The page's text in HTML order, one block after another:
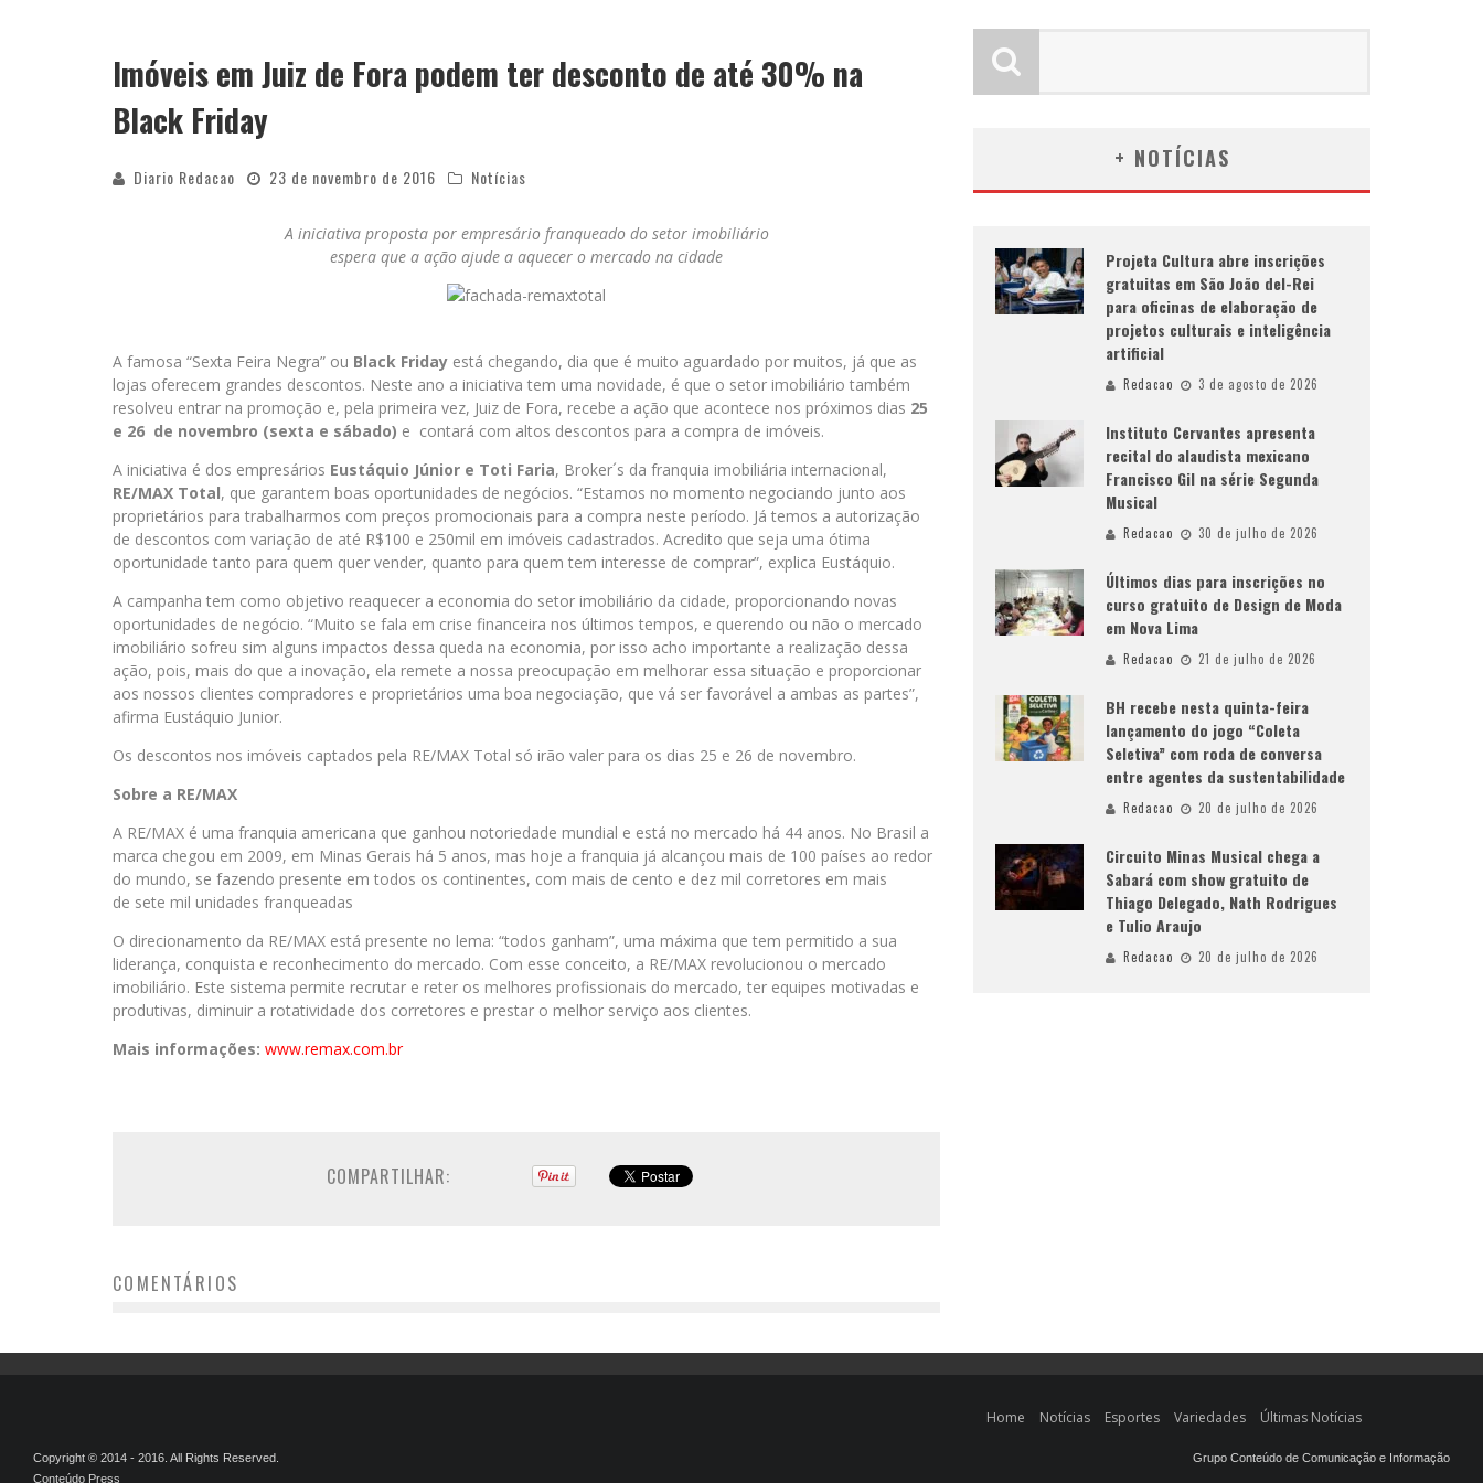
P
ROJETA CULTURA ABRE INSCRIÇÕES GRATUITAS EM SÃO JOÃO DEL-REI PARA OFICINAS DE ELABORAÇÃO DE PROJETOS CULTURAIS E INTELIGÊNCIA ARTIFICIAL
Imóveis em Juiz de Fora podem ter desconto de até 30% na
Black Friday
Diario Redacao 23 de novembro de 2016 Notícias
A iniciativa proposta por empresário franqueado do setor imobiliário
espera que a ação ajude a aquecer o mercado na cidade
A famosa “Sexta Feira Negra” ou Black Friday está chegando, dia que é muito aguardado por muitos, já que as
lojas oferecem grandes descontos. Neste ano a iniciativa tem uma novidade, é que o setor imobiliário também
resolveu entrar na promoção e, pela primeira vez, Juiz de Fora, recebe a ação que acontece nos próximos dias 25
e 26 de novembro (sexta e sábado) e contará com altos descontos para a compra de imóveis.
A iniciativa é dos empresários Eustáquio Júnior e Toti Faria, Broker´s da franquia imobiliária internacional,
RE/MAX Total, que garantem boas oportunidades de negócios. “Estamos no momento negociando junto aos
proprietários para trabalharmos com preços promocionais para a compra neste período. Já temos a autorização
de descontos com variação de até R$100 e 250mil em imóveis cadastrados. Acredito que seja uma ótima
oportunidade tanto para quem quer vender, quanto para quem tem interesse de comprar”, explica Eustáquio.
A campanha tem como objetivo reaquecer a economia do setor imobiliário da cidade, proporcionando novas
oportunidades de negócio. “Muito se fala em crise financeira nos últimos tempos, e querendo ou não o mercado
imobiliário sofreu sim alguns impactos dessa queda na economia, por isso acho importante a realização dessa
ação, pois, mais do que a inovação, ela remete a nossa preocupação em melhorar essa situação e proporcionar
aos nossos clientes compradores e proprietários uma boa negociação, que vá ser favorável a ambas as partes”,
afirma Eustáquio Junior.
Os descontos nos imóveis captados pela RE/MAX Total só irão valer para os dias 25 e 26 de novembro.
Sobre a RE/MAX
A RE/MAX é uma franquia americana que ganhou notoriedade mundial e está no mercado há 44 anos. No Brasil a
marca chegou em 2009, em Minas Gerais há 5 anos, mas hoje a franquia já alcançou mais de 100 países ao redor
do mundo, se fazendo presente em todos os continentes, com mais de cento e dez mil corretores em mais
de sete mil unidades franqueadas
O direcionamento da RE/MAX está presente no lema: “todos ganham”, uma máxima que tem permitido a sua
liderança, conquista e reconhecimento do mercado. Com esse conceito, a RE/MAX revolucionou o mercado
imobiliário. Este sistema permite recrutar e reter os melhores profissionais do mercado, ter equipes motivadas e
produtivas, diminuir a rotatividade dos corretores e prestar o melhor serviço aos clientes.
Mais informações: www.remax.com.br
COMPARTILHAR:
COMENTÁRIOS
+ NOTÍCIAS
Projeta Cultura abre inscrições
gratuitas em São João del-Rei
para oficinas de elaboração de
projetos culturais e inteligência
artificial
Redacao 3 de agosto de 2026
Instituto Cervantes apresenta
recital do alaudista mexicano
Francisco Gil na série Segunda
Musical
Redacao 30 de julho de 2026
Últimos dias para inscrições no
curso gratuito de Design de Moda
em Nova Lima
Redacao 21 de julho de 2026
BH recebe nesta quinta-feira
lançamento do jogo “Coleta
Seletiva” com roda de conversa
entre agentes da sustentabilidade
Redacao 20 de julho de 2026
Circuito Minas Musical chega a
Sabará com show gratuito de
Thiago Delegado, Nath Rodrigues
e Tulio Araujo
Redacao 20 de julho de 2026
Home Notícias Esportes Variedades Últimas Notícias
Copyright © 2014 - 2016. All Rights Reserved.
Conteúdo Press
Grupo Conteúdo de Comunicação e Informação